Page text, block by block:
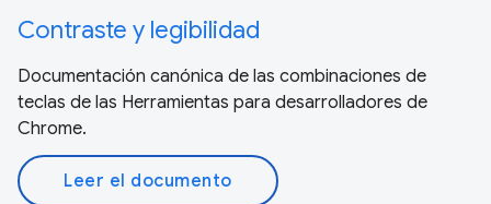
Contraste y legibilidad
Documentación canónica de las combinaciones de
teclas de las Herramientas para desarrolladores de
Chrome.
Leer el documento